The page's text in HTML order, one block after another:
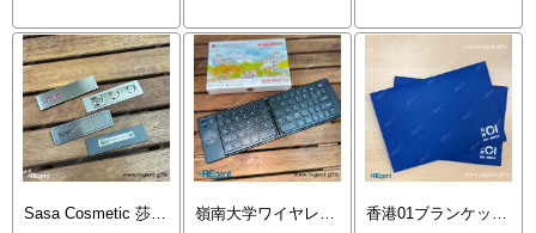
Sasa Cosmetic 莎莎化粧品有限公司の社員名札のオーダーメイド